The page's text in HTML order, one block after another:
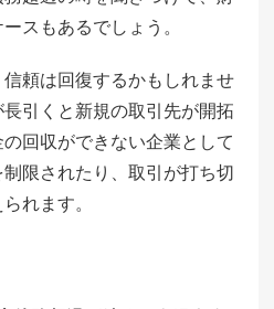
スもあるでしょう。
頼は回復するかもしれませ
引くと新規の取引先が開拓
回収ができない企業として
限されたり、取引が打ち切
れます。